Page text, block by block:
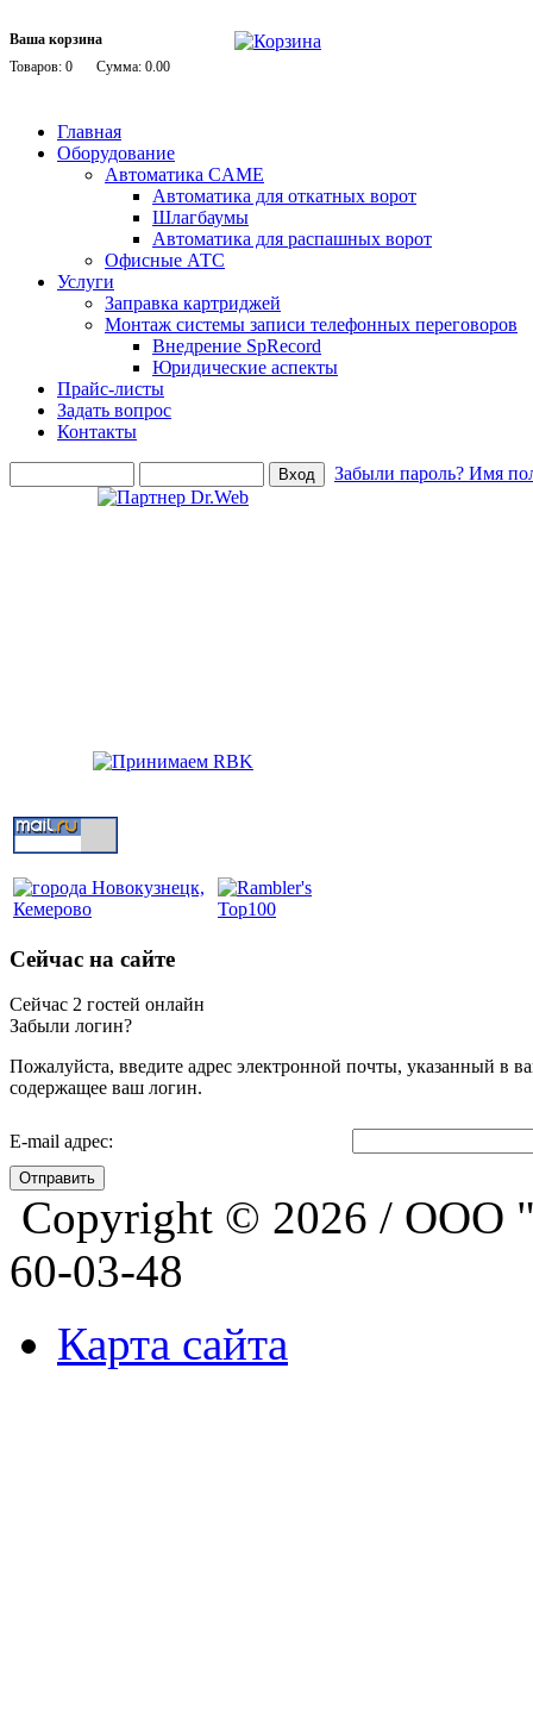
Ваша корзина
Товаров: 0
Сумма: 0.00
Главная
Оборудование
Автоматика CAME
Автоматика для откатных ворот
Шлагбаумы
Автоматика для распашных ворот
Офисные АТС
Услуги
Заправка картриджей
Монтаж системы записи телефонных переговоров
Внедрение SpRecord
Юридические аспекты
Прайс-листы
Задать вопрос
Контакты
Забыли пароль? Имя
Сейчас на сайте
Сейчас 2 гостей онлайн
Забыли логин?
Пожалуйста, введите адрес электронной почты, указанный в
содержащее ваш логин.
E-mail адрес:
Отправить
Copyright © 2026 / ООО
60-03-48
Карта сайта